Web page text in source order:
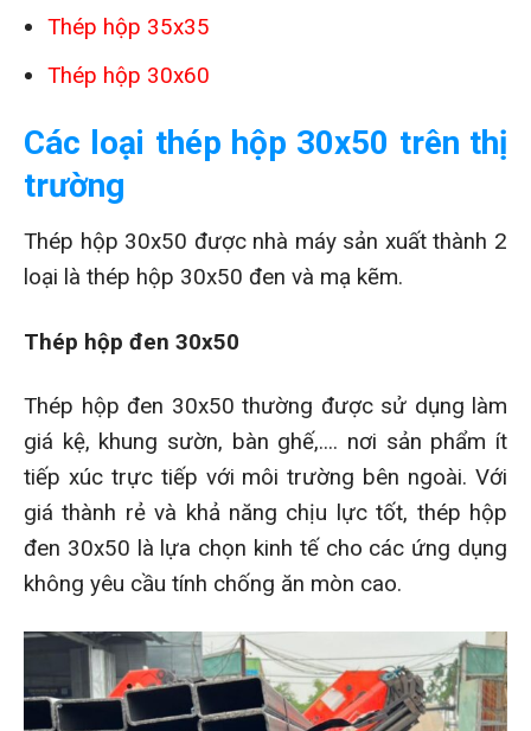
Thép hộp 35x35
Thép hộp 30x60
Các loại thép hộp 30x50 trên thị
trường
Thép hộp 30x50 được nhà máy sản xuất thành 2
loại là thép hộp 30x50 đen và mạ kẽm.
Thép hộp đen 30x50
Thép hộp đen 30x50 thường được sử dụng làm
giá kệ, khung sườn, bàn ghế,.... nơi sản phẩm ít
tiếp xúc trực tiếp với môi trường bên ngoài. Với
giá thành rẻ và khả năng chịu lực tốt, thép hộp
đen 30x50 là lựa chọn kinh tế cho các ứng dụng
không yêu cầu tính chống ăn mòn cao.